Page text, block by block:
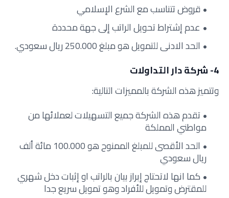
قروضتتناسب مع الشرع الإسلامي
عدم إشتراط تحويل الراتب إلى جهة محددة
الحد الادنى للتمويل هو مبلغ 250.000 ريال سعودي.
4- شركة دار التداولات
وتتميز هذه الشركة بالمميزات التالية:
تقدم هذه الشركة جميع التسهيلات لعملائها من
مواطني المملكة
الحد الأقصى للمبلغ الممنوح هو 100.000 مائة ألف
ريال سعودي
كما انها لاتحتاج إبراز بيان بالراتب او إثبات دخل شهري
للمقترض وتمويل للأفراد وهو تمويل سريع جدا